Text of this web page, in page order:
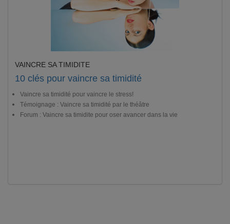
VAINCRE SA TIMIDITE
10 clés pour vaincre sa timidité
Vaincre sa timidité pour vaincre le stress!
Témoignage : Vaincre sa timidité par le théâtre
Forum : Vaincre sa timidite pour oser avancer dans la vie